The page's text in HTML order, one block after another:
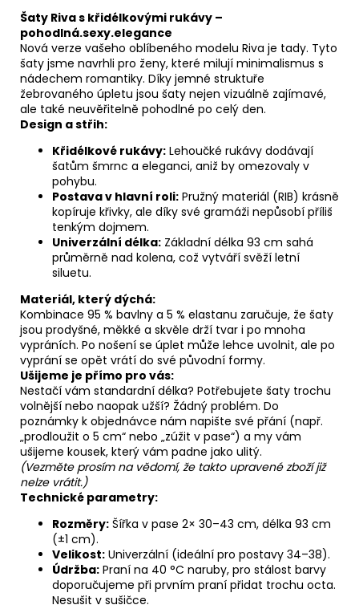
Šaty Riva s křidélkovými rukávy –
pohodlná.sexy.elegance
Nová verze vašeho oblíbeného modelu Riva je tady. Tyto
šaty jsme navrhli pro ženy, které milují minimalismus s
nádechem romantiky. Díky jemné struktuře
žebrovaného úpletu jsou šaty nejen vizuálně zajímavé,
ale také neuvěřitelně pohodlné po celý den.
Design a střih:
Křidélkové rukávy: Lehoučké rukávy dodávají
šatům šmrnc a eleganci, aniž by omezovaly v
pohybu.
Postava v hlavní roli: Pružný materiál (RIB) krásně
kopíruje křivky, ale díky své gramáži nepůsobí příliš
tenkým dojmem.
Univerzální délka: Základní délka 93 cm sahá
průměrně nad kolena, což vytváří svěží letní
siluetu.
Materiál, který dýchá:
Kombinace 95 % bavlny a 5 % elastanu zaručuje, že šaty
jsou prodyšné, měkké a skvěle drží tvar i po mnoha
vypráních. Po nošení se úplet může lehce uvolnit, ale po
vyprání se opět vrátí do své původní formy.
Ušijeme je přímo pro vás:
Nestačí vám standardní délka? Potřebujete šaty trochu
volnější nebo naopak užší? Žádný problém. Do
poznámky k objednávce nám napište své přání (např.
„prodloužit o 5 cm“ nebo „zúžit v pase“) a my vám
ušijeme kousek, který vám padne jako ulitý.
(Vezměte prosím na vědomí, že takto upravené zboží již
nelze vrátit.)
Technické parametry:
Rozměry: Šířka v pase 2× 30–43 cm, délka 93 cm
(±1 cm).
Velikost: Univerzální (ideální pro postavy 34–38).
Údržba: Praní na 40 °C naruby, pro stálost barvy
doporučujeme při prvním praní přidat trochu octa.
Nesušit v sušičce.